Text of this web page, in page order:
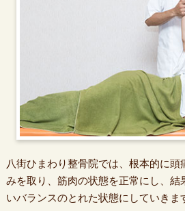
八街ひまわり整骨院では、根本的に
みを取り、筋肉の状態を正常にし、結
いバランスのとれた状態にしていきま